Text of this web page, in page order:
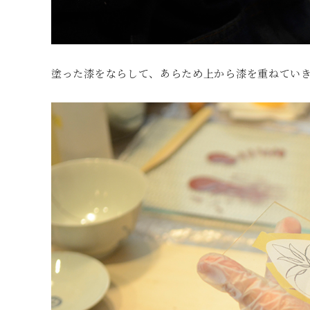
塗った漆をならして、あらため上から漆を重ねてい